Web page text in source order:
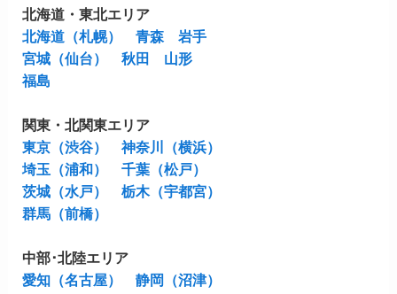
北海道・東北エリア
北海道（札幌）
青森
岩手
宮城（仙台）
秋田
山形
福島
関東・北関東エリア
東京（渋谷）
神奈川（横浜）
埼玉（浦和）
千葉（松戸）
茨城（水戸）
栃木（宇都宮）
群馬（前橋）
中部･北陸エリア
愛知（名古屋）
静岡（沼津）